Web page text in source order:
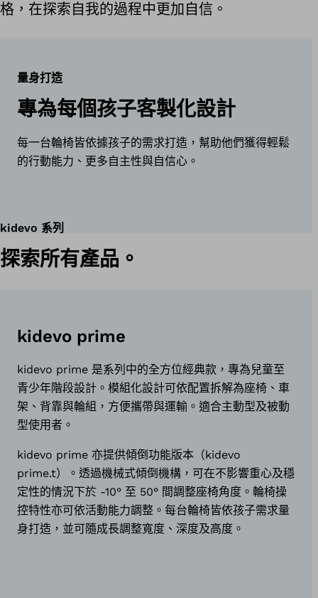
格，在探索自我的過程中更加自信。
量身打造
專為每個孩子客製化設計
每一台輪椅皆依據孩子的需求打造，幫助他們獲得輕鬆
的行動能力、更多自主性與自信心。
kidevo 系列
探索所有產品。
kidevo prime
kidevo prime 是系列中的全方位經典款，專為兒童至
青少年階段設計。模組化設計可依配置拆解為座椅、車
架、背靠與輪組，方便攜帶與運輸。適合主動型及被動
型使用者。
kidevo prime 亦提供傾倒功能版本（kidevo
prime.t）。透過機械式傾倒機構，可在不影響重心及穩
定性的情況下於 -10° 至 50° 間調整座椅角度。輪椅操
控特性亦可依活動能力調整。每台輪椅皆依孩子需求量
身打造，並可隨成長調整寬度、深度及高度。